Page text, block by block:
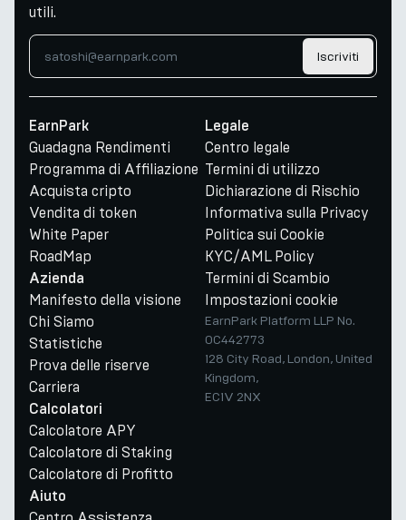
utili.
Iscriviti
EarnPark
Guadagna Rendimenti
Programma di Affiliazione
Acquista cripto
Vendita di token
White Paper
RoadMap
Azienda
Manifesto della visione
Chi Siamo
Statistiche
Prova delle riserve
Carriera
Calcolatori
Calcolatore APY
Calcolatore di Staking
Calcolatore di Profitto
Aiuto
Legale
Centro legale
Termini di utilizzo
Dichiarazione di Rischio
Informativa sulla Privacy
Politica sui Cookie
KYC/AML Policy
Termini di Scambio
Impostazioni cookie
EarnPark Platform LLP No.
OC442773
128 City Road, London, United
Kingdom,
EC1V 2NX